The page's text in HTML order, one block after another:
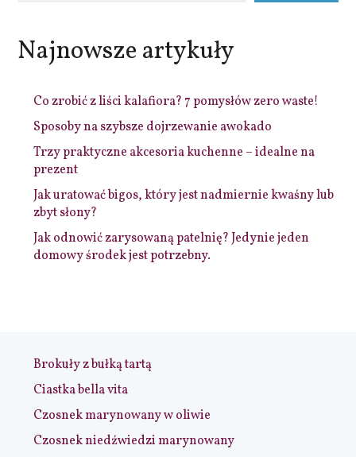
Najnowsze artykuły
Co zrobić z liści kalafiora? 7 pomysłów zero waste!
Sposoby na szybsze dojrzewanie awokado
Trzy praktyczne akcesoria kuchenne – idealne na
prezent
Jak uratować bigos, który jest nadmiernie kwaśny lub
zbyt słony?
Jak odnowić zarysowaną patelnię? Jedynie jeden
domowy środek jest potrzebny.
Brokuły z bułką tartą
Ciastka bella vita
Czosnek marynowany w oliwie
Czosnek niedźwiedzi marynowany